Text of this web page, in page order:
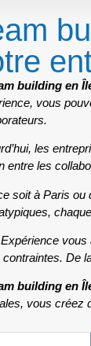
building en
vous
les
entre les
soit à Paris ou
vous
De
building en
vous créez